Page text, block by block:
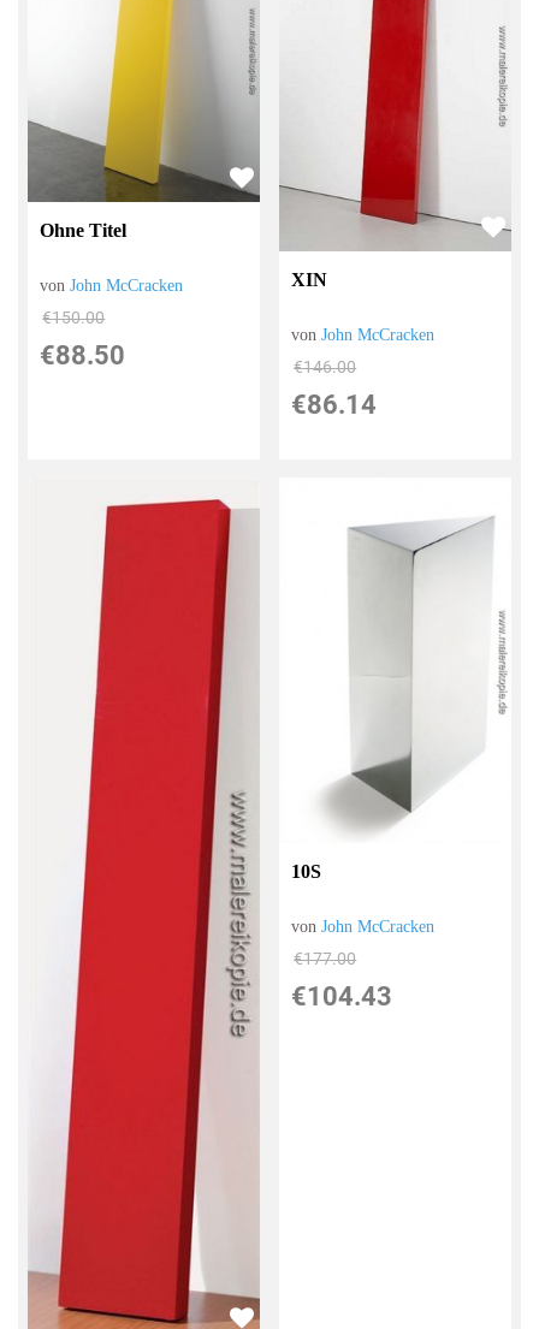
Ohne Titel
vonJohn McCracken
€150.00
€88.50
XIN
vonJohn McCracken
€146.00
€86.14
10S
vonJohn McCracken
€177.00
€104.43